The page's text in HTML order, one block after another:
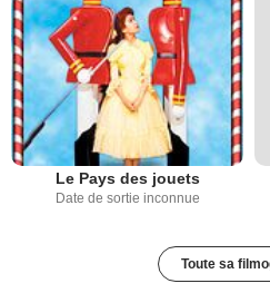
Le Pays des jouets
Date de sortie inconnue
Toute sa